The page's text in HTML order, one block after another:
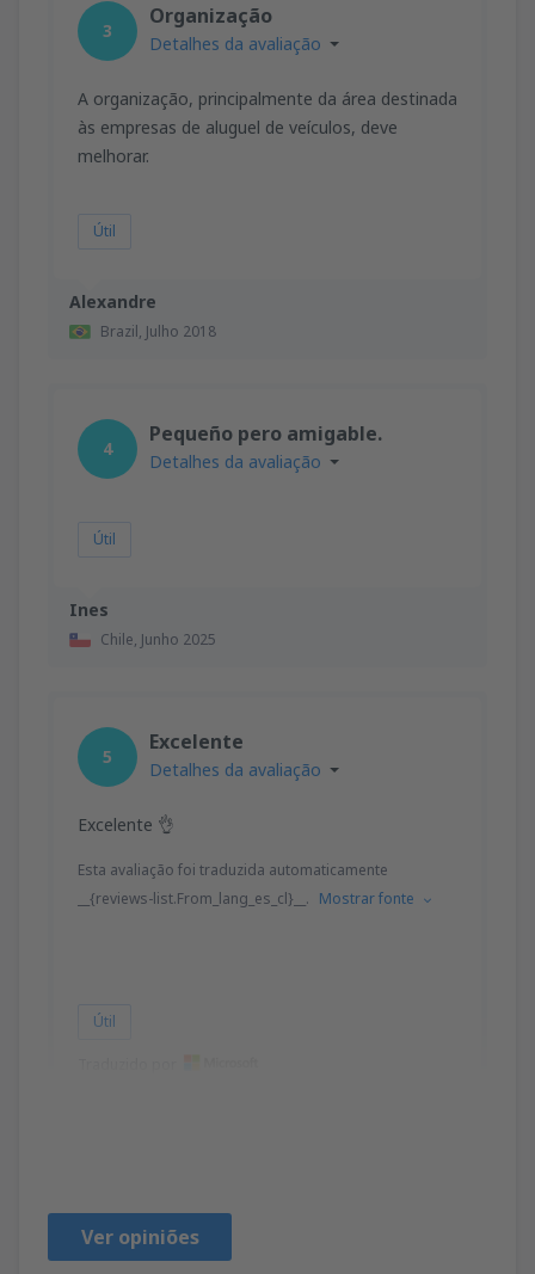
Alexandre
Brazil, Julho 2018
3
Organização
Detalhes da avaliação
A organização, principalmente da área destinada
às empresas de aluguel de veículos, deve
melhorar.
Útil
Ines
Chile, Junho 2025
4
Pequeño pero amigable.
Detalhes da avaliação
Útil
5
Excelente
Detalhes da avaliação
Excelente 👌
Esta avaliação foi traduzida automaticamente
__{reviews-list.From_lang_es_cl}__. Mostrar fonte
Útil
Ver opiniões